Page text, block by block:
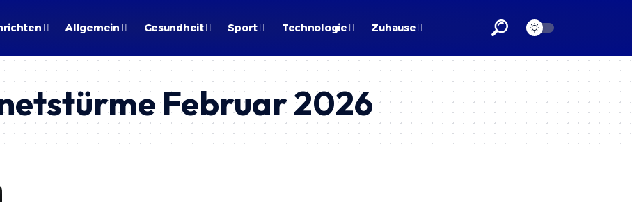
Allgemein Gesundheit Sport Technologie Zuhause
Februar 2026